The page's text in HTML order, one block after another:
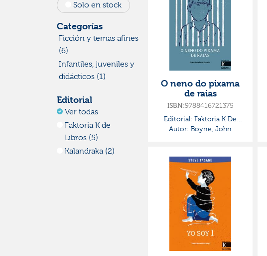
Solo en stock
Categorías
Ficción y temas afines
(6)
Infantiles, juveniles y
didácticos (1)
Editorial
Ver todas
Faktoria K de
Libros (5)
Kalandraka (2)
O neno do pixama
de raias
ISBN:9788416721375
Editorial: Faktoria K De
Libros
Autor: Boyne, John